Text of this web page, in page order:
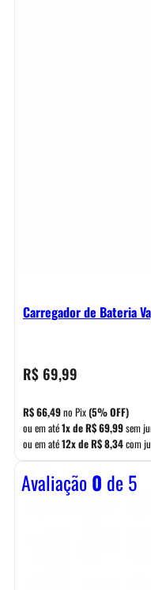
Carregador de Bateria
R$ 69,99
R$66,49no Pix(5% OFF)
ou em até1x deR$69,99sem
ou em até12x deR$8,34com
Avaliação0 de 5